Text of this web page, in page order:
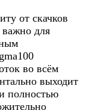
от скачков
для
во всём
выходит
полностью